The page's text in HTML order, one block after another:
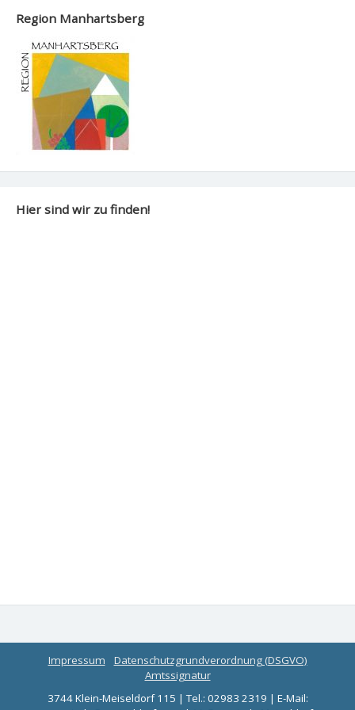
Region Manhartsberg
Hier sind wir zu finden!
Impressum
Datenschutzgrundverordnung (DSGVO)
Amtssignatur
3744 Klein-Meiseldorf 115 | Tel.: 02983 2319 | E-Mail: